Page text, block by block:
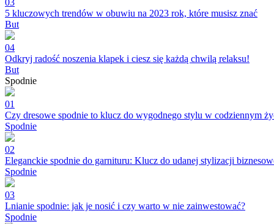
03
5 kluczowych trendów w obuwiu na 2023 rok, które musisz znać
But
04
Odkryj radość noszenia klapek i ciesz się każdą chwilą relaksu!
But
Spodnie
01
Czy dresowe spodnie to klucz do wygodnego stylu w codziennym
Spodnie
02
Eleganckie spodnie do garnituru: Klucz do udanej stylizacji
Spodnie
03
Lnianie spodnie: jak je nosić i czy warto w nie zainwestować?
Spodnie